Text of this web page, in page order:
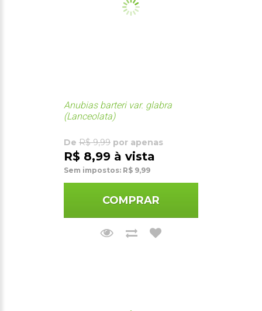
Anubias barteri var. glabra
(Lanceolata)
De R$ 9,99 por apenas
R$ 8,99 à vista
Sem impostos: R$ 9,99
COMPRAR